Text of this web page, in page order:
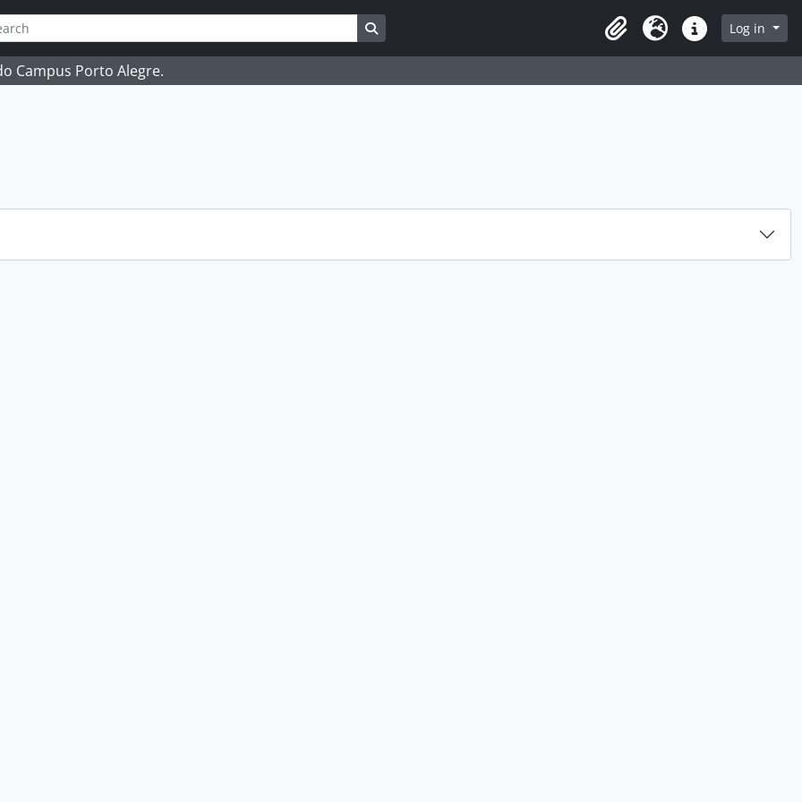
Search in browse page
ClipboardLanguageQuick linksLog in
Campus Porto Alegre.